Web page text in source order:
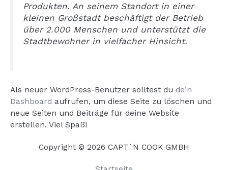
Produkten. An seinem Standort in einer
kleinen Großstadt beschäftigt der Betrieb
über 2.000 Menschen und unterstützt die
Stadtbewohner in vielfacher Hinsicht.
Als neuer WordPress-Benutzer solltest du dein
Dashboard aufrufen, um diese Seite zu löschen und
neue Seiten und Beiträge für deine Website
erstellen. Viel Spaß!
Copyright © 2026 CAPT´N COOK GMBH